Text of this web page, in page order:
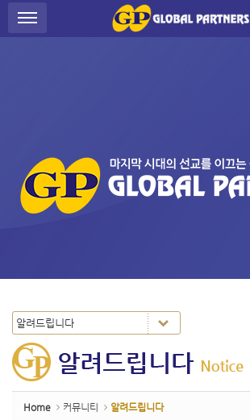
Home 커뮤니티 알려드립니다